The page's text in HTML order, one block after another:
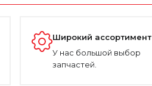
Широкий ассортимент
У нас большой выбор
запчастей.